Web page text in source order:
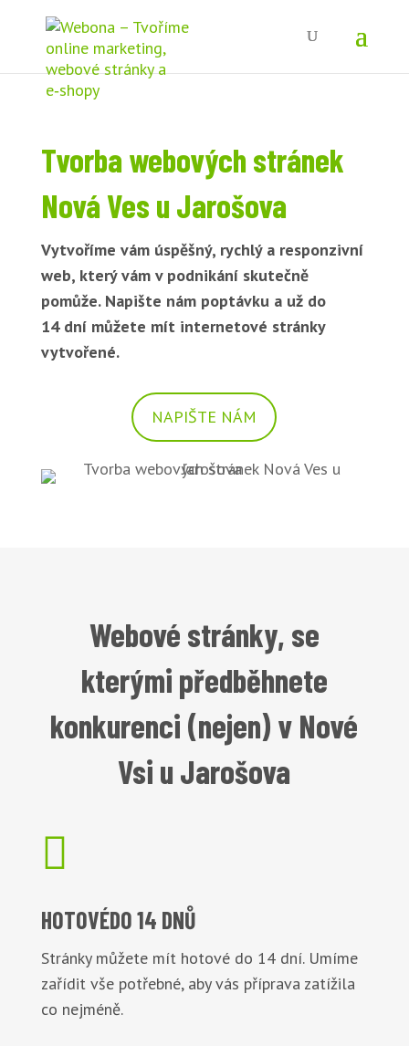
Tvorba webových stránek
Nová Ves u Jarošova
Vytvoříme vám úspěšný, rychlý a responzivní
web, který vám v podnikání skutečně
pomůže. Napište nám poptávku a už do
14 dní můžete mít internetové stránky
vytvořené.
NAPIŠTE NÁM
Webové stránky, se
kterými předběhnete
konkurenci (nejen) v Nové
Vsi u Jarošova

HOTOVÉDO 14 DNŮ
Stránky můžete mít hotové do 14 dní. Umíme
zařídit vše potřebné, aby vás příprava zatížila
co nejméně.